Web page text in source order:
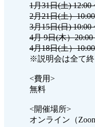
1月31日(土) 12:00
2月21日(土）
3月15日(日) 10:00
4月 9日(木）20:00
4月18日(土）
※説明会は全て終
<費用>
無料
<開催場所>
オンライン（